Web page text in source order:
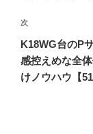
ー
シ
ョ
ン
次
の
投
稿
次
K18WG台のP
感控えめな全
けノウハウ【